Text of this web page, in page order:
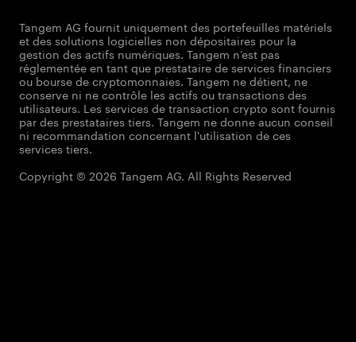
Tangem AG fournit uniquement des portefeuilles matériels
et des solutions logicielles non dépositaires pour la
gestion des actifs numériques. Tangem n’est pas
réglementée en tant que prestataire de services financiers
ou bourse de cryptomonnaies. Tangem ne détient, ne
conserve ni ne contrôle les actifs ou transactions des
utilisateurs. Les services de transaction crypto sont fournis
par des prestataires tiers. Tangem ne donne aucun conseil
ni recommandation concernant l'utilisation de ces
services tiers.